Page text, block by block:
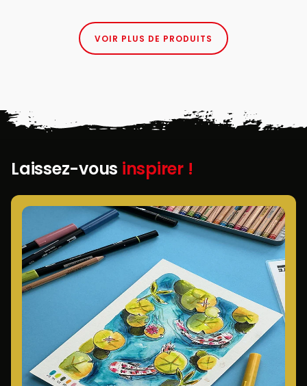
VOIR PLUS DE PRODUITS
Laissez-vous inspirer !